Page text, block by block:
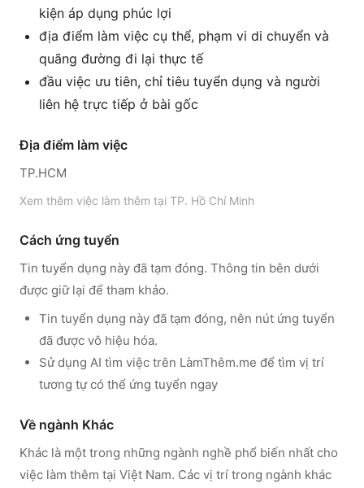
kiện áp dụng phúc lợi
địa điểm làm việc cụ thể, phạm vi di chuyển và
quãng đường đi lại thực tế
đầu việc ưu tiên, chỉ tiêu tuyển dụng và người
liên hệ trực tiếp ở bài gốc
Địa điểm làm việc
TP.HCM
Xem thêm việc làm thêm tại TP. Hồ Chí Minh
Cách ứng tuyển
Tin tuyển dụng này đã tạm đóng. Thông tin bên dưới
được giữ lại để tham khảo.
Tin tuyển dụng này đã tạm đóng, nên nút ứng tuyển
đã được vô hiệu hóa.
Sử dụng AI tìm việc trên LàmThêm.me để tìm vị trí
tương tự có thể ứng tuyển ngay
Về ngành Khác
Khác là một trong những ngành nghề phổ biến nhất cho
việc làm thêm tại Việt Nam. Các vị trí trong ngành khác